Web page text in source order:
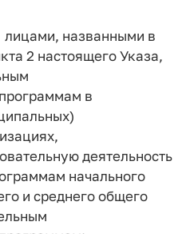
названными в
2 настоящего Указа,
в
деятельность
начального
и среднего общего